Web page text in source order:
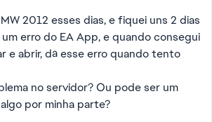
2012 esses dias, e fiquei uns 2 dias
erro do EA App, e quando consegui
e abrir, dá esse erro quando tento
no servidor? Ou pode ser um
por minha parte?